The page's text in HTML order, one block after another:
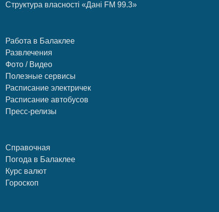
Структура власності «Дані FM 99.3»
Работа в Балаклее
Развлечения
Фото / Видео
Полезные сервисы
Расписание электричек
Расписание автобусов
Пресс-релизы
Справочная
Погода в Балаклее
Курс валют
Гороскоп